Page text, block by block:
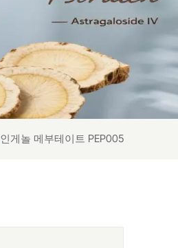
인게놀 메부테이트 PEP005